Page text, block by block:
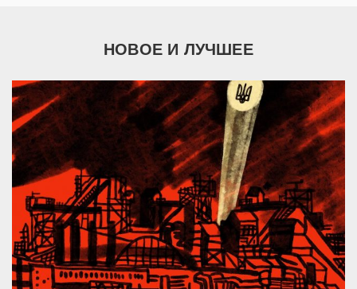
НОВОЕ И ЛУЧШЕЕ